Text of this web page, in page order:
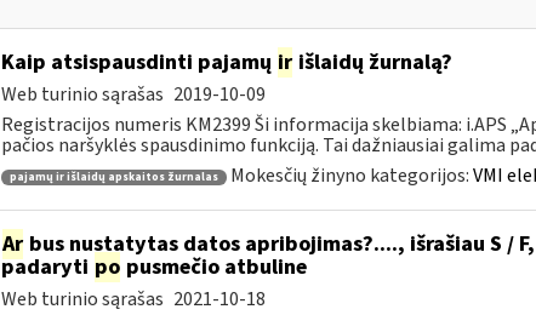
Kaip atsispausdinti pajamų irišlaidų žurnalą?
Web turinio sąrašas 2019-10-09
Registracijos numeris KM2399 Ši informacija skelbiama: i.APS
pačios naršyklės spausdinimo funkciją. Tai dažniausiai galima
pajamų ir išlaidų apskaitos žurnalas Mokesčių žinyno kategorijos:VMI
Arbus nustatytas datos apribojimas?...., išrašiau S /
padaryti po pusmečio atbuline
Web turinio sąrašas 2021-10-18